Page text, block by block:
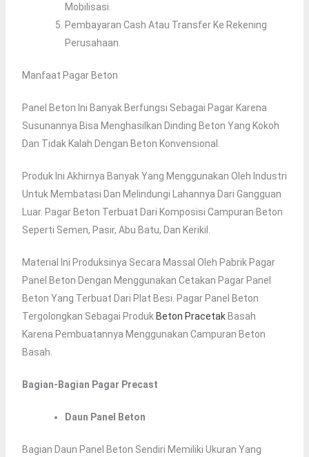
Mobilisasi.
Pembayaran Cash Atau Transfer Ke Rekening
Perusahaan.
Manfaat Pagar Beton
Panel Beton Ini Banyak Berfungsi Sebagai Pagar Karena
Susunannya Bisa Menghasilkan Dinding Beton Yang Kokoh
Dan Tidak Kalah Dengan Beton Konvensional.
Produk Ini Akhirnya Banyak Yang Menggunakan Oleh Industri
Untuk Membatasi Dan Melindungi Lahannya Dari Gangguan
Luar. Pagar Beton Terbuat Dari Komposisi Campuran Beton
Seperti Semen, Pasir, Abu Batu, Dan Kerikil.
Material Ini Produksinya Secara Massal Oleh Pabrik Pagar
Panel Beton Dengan Menggunakan Cetakan Pagar Panel
Beton Yang Terbuat Dari Plat Besi. Pagar Panel Beton
Tergolongkan Sebagai Produk Beton PracetakBasah
Karena Pembuatannya Menggunakan Campuran Beton
Basah.
Bagian-Bagian Pagar Precast
Daun Panel Beton
Bagian Daun Panel Beton Sendiri Memiliki Ukuran Yang